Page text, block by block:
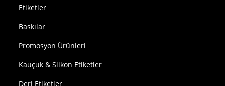
Etiketler
Baskılar
Promosyon Ürünleri
Kauçuk & Slikon Etiketler
Deri Etiketler